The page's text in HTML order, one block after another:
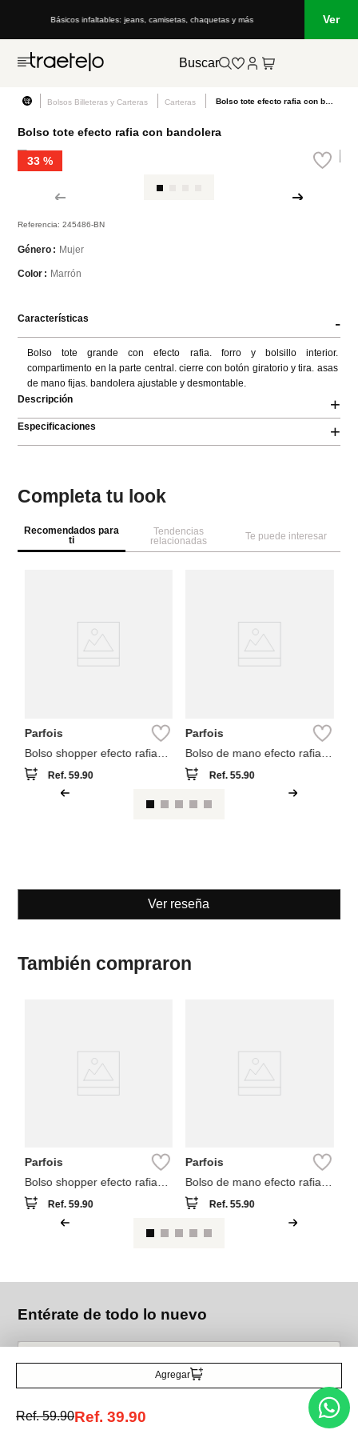
Básicos infaltables: jeans, camisetas, chaquetas y más Ver
Buscar
Bolsos Billeteras y Carteras Carteras
Bolso tote efecto rafia con bandolera
33 %
Referencia:245486-BN
Género Mujer
Color Marrón
Características -
Bolso tote grande con efecto rafia. forro y bolsillo interior.
compartimento en la parte central. cierre con botón giratorio y tira. asas
de mano fijas. bandolera ajustable y desmontable.
Descripción
+
Especificaciones +
Agregar
Ref.59.90Ref. 39.90
Completa tu look
Recomendados para
ti
Tendencias
relacionadas
Te puede interesar
Parfois
Bolso shopper efecto rafia
con asas versátiles
Ref.59.90
Parfois
Bolso de mano efecto rafia
con bambú
Ref. 55.90
Ver reseña
También compraron
Parfois
Bolso shopper efecto rafia
con asas versátiles
Ref.59.90
Parfois
Bolso de mano efecto rafia
con bambú
Ref. 55.90
Entérate de todo lo nuevo
Acepto la política de tratamiento de datos personales Suscribirse